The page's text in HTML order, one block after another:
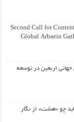
Second Call for
Global Arbaein
اربعین در توسعه
چو «هشت» از نگار